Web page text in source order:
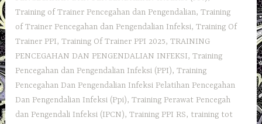
Training of Trainer Pencegahan dan Pengendalian,Training
of Trainer Pencegahan dan Pengendalian Infeksi,Training Of
Trainer PPI,Training Of Trainer PPI 2025,TRAINING
PENCEGAHAN DAN PENGENDALIAN INFEKSI,Training
Pencegahan dan Pengendalian Infeksi (PPI),Training
Pencegahan Dan Pengendalian Infeksi Pelatihan Pencegahan
Dan Pengendalian Infeksi (Ppi),Training Perawat Pencegah
dan Pengendali Infeksi (IPCN),Training PPI RS, training tot